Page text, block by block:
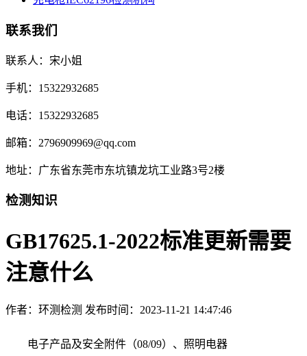
联系我们
联系人：宋小姐
手机：15322932685
电话：15322932685
邮箱：2796909969@qq.com
地址：广东省东莞市东坑镇龙坑工业路3号2楼
检测知识
GB17625.1-2022标准更新需要
注意什么
作者：环测检测 发布时间：2023-11-21 14:47:46
电子产品及安全附件（08/09）、照明电器